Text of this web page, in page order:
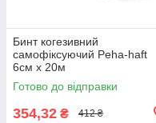
Бинт когезивний
самофіксуючий Peha-haft
6см х 20м
Готово до відправки
354,32 ₴ 412 ₴